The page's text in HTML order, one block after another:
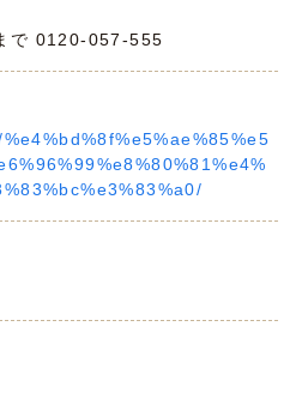
で 0120-057-555